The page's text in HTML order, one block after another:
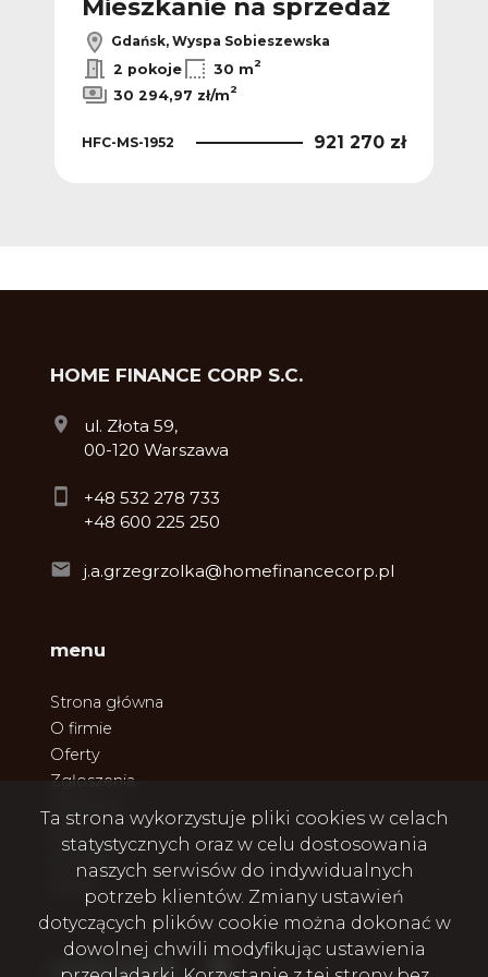
Mieszkanie na sprzedaż
Gdańsk, Wyspa Sobieszewska
2 pokoje
30 m2
30 294,97 zł/m2
HFC-MS-1952 921 270 zł
HOME FINANCE CORP S.C.
ul. Złota 59,
00-120 Warszawa
+48 532 278 733
+48 600 225 250
j.a.grzegrzolka@homefinancecorp.pl
menu
Strona główna
O firmie
Oferty
Zgłoszenia
Kontakt
social media Facebook
Ta strona wykorzystuje pliki cookies w celach
statystycznych oraz w celu dostosowania
naszych serwisów do indywidualnych
potrzeb klientów. Zmiany ustawień
dotyczących plików cookie można dokonać w
dowolnej chwili modyfikując ustawienia